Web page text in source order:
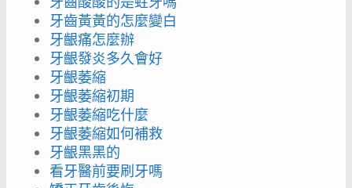
牙齒黃黃的怎麼變白
牙齦痛怎麼辦
牙齦發炎多久會好
牙齦萎縮
牙齦萎縮初期
牙齦萎縮吃什麼
牙齦萎縮如何補救
牙齦黑黑的
看牙醫前要刷牙嗎